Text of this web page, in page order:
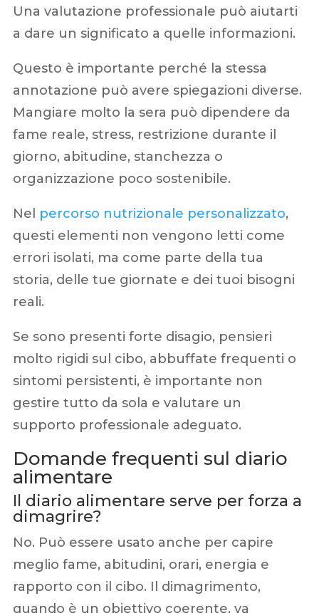
Una valutazione professionale può aiutarti
a dare un significato a quelle informazioni.
Questo è importante perché la stessa
annotazione può avere spiegazioni diverse.
Mangiare molto la sera può dipendere da
fame reale, stress, restrizione durante il
giorno, abitudine, stanchezza o
organizzazione poco sostenibile.
Nel percorso nutrizionale personalizzato,
questi elementi non vengono letti come
errori isolati, ma come parte della tua
storia, delle tue giornate e dei tuoi bisogni
reali.
Se sono presenti forte disagio, pensieri
molto rigidi sul cibo, abbuffate frequenti o
sintomi persistenti, è importante non
gestire tutto da sola e valutare un
supporto professionale adeguato.
Domande frequenti sul diario
alimentare
Il diario alimentare serve per forza a
dimagrire?
No. Può essere usato anche per capire
meglio fame, abitudini, orari, energia e
rapporto con il cibo. Il dimagrimento,
quando è un obiettivo coerente, va